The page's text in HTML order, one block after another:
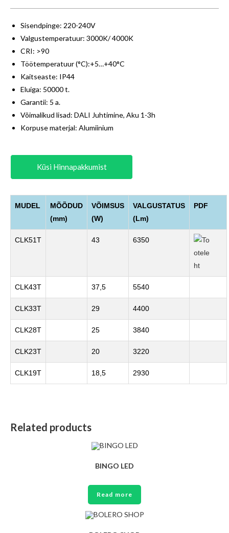
Sisendpinge: 220-240V
Valgustemperatuur: 3000K/ 4000K
CRI: >90
Töötemperatuur (°C):+5…+40°C
Kaitseaste: IP44
Eluiga: 50000 t.
Garantii: 5 a.
Võimalikud lisad: DALI Juhtimine, Aku 1-3h
Korpuse materjal: Alumiinium
Küsi Hinnapakkumist
MUDEL
MÕÕDUD
(mm)
VÕIMSUS
(W)
VALGUSTATUS
(Lm)
PDF
CLK51T 43 6350
CLK43T 37,5 5540
CLK33T 29 4400
CLK28T 25 3840
CLK23T 20 3220
CLK19T 18,5 2930
Related products
BINGO LED
Read more